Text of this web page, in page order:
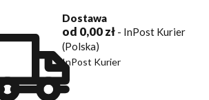
Dostawa
od 0,00 zł - InPost Kurier
(Polska)
InPost Kurier